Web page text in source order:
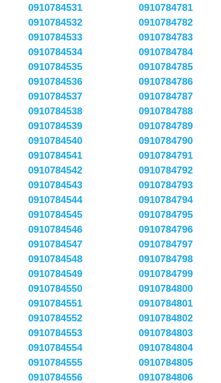
0910784531
0910784532
0910784533
0910784534
0910784535
0910784536
0910784537
0910784538
0910784539
0910784540
0910784541
0910784542
0910784543
0910784544
0910784545
0910784546
0910784547
0910784548
0910784549
0910784550
0910784551
0910784552
0910784553
0910784554
0910784555
0910784556
0910784781
0910784782
0910784783
0910784784
0910784785
0910784786
0910784787
0910784788
0910784789
0910784790
0910784791
0910784792
0910784793
0910784794
0910784795
0910784796
0910784797
0910784798
0910784799
0910784800
0910784801
0910784802
0910784803
0910784804
0910784805
0910784806